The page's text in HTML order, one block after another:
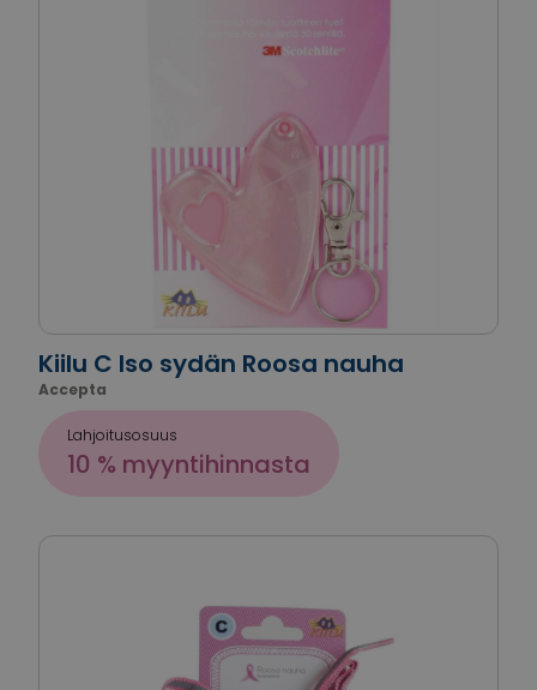
Kiilu C Iso sydän Roosa nauha
Accepta
Lahjoitusosuus
10 % myyntihinnasta